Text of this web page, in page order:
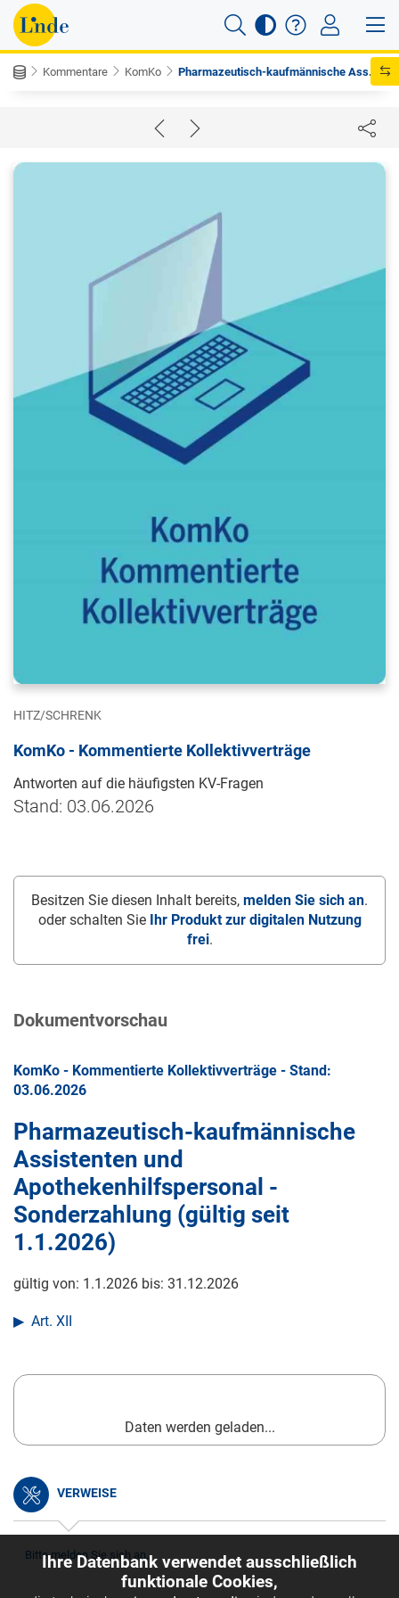
Kommentare KomKo Pharmazeutisch-kaufmännische Ass...
HITZ/SCHRENK
KomKo - Kommentierte Kollektivverträge
Antworten auf die häufigsten KV-Fragen
Stand: 03.06.2026
Besitzen Sie diesen Inhalt bereits, melden Sie sich an.
oder schalten Sie
Ihr Produkt zur digitalen Nutzung
frei.
Dokumentvorschau
KomKo - Kommentierte Kollektivverträge - Stand:
03.06.2026
Pharmazeutisch-kaufmännische
Assistenten und
Apothekenhilfspersonal -
Sonderzahlung (gültig seit
1.1.2026)
gültig von: 1.1.2026 bis: 31.12.2026
Art. XII
Daten werden geladen...
VERWEISE
Bitte melden Sie sich an.
Ihre Datenbank verwendet ausschließlich
funktionale Cookies,